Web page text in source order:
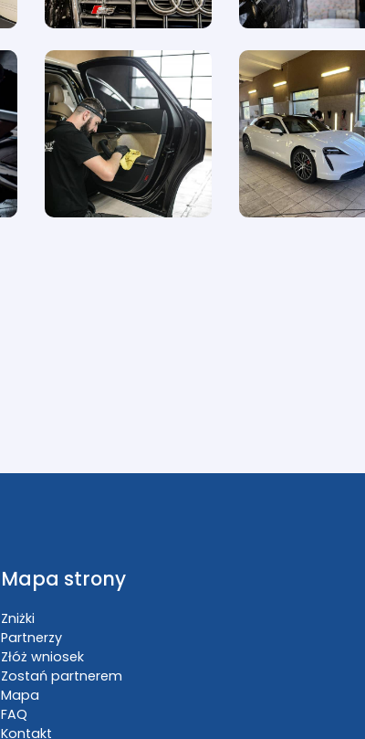
Mapa strony
Zniżki
Partnerzy
Złóż wniosek
Zostań partnerem
Mapa
FAQ
Kontakt